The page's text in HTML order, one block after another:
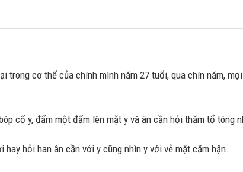
trong cơ thể của chính mình năm 27 tuổi, qua chín năm,
cổ y, đấm một đấm lên mặt y và ân cần hỏi thăm tổ tông
hay hỏi han ân cần với y cũng nhìn y với vẻ mặt căm hận.